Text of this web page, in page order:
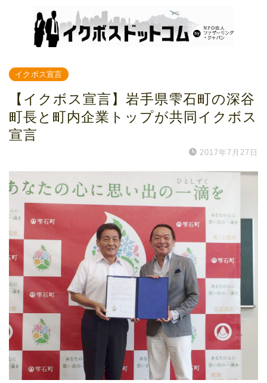
イクボス宣言
【イクボス宣言】岩手県雫石町の深谷
町長と町内企業トップが共同イクボス
宣言
2017年7月27日